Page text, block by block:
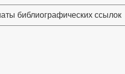
библиографических ссылок